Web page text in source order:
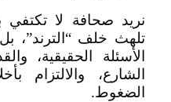
نريد صحافة لا تكتفي
تلهث خلف “الترند”،
الأسئلة الحقيقية،
الشارع، والالتزام
الضغوط.